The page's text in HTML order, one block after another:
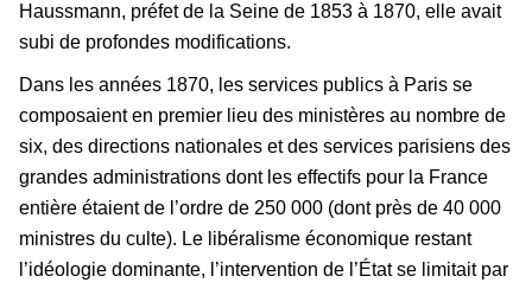
Haussmann, préfet de la Seine de 1853 à 1870, elle avait
subi de profondes modifications.
Dans les années 1870, les services publics à Paris se
composaient en premier lieu des ministères au nombre de
six, des directions nationales et des services parisiens des
grandes administrations dont les effectifs pour la France
entière étaient de l’ordre de 250 000 (dont près de 40 000
ministres du culte). Le libéralisme économique restant
l’idéologie dominante, l’intervention de l’État se limitait par